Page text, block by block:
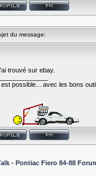
du message:
trouvé sur ebay.
est possible... avec les bons
- Pontiac Fiero 84-88